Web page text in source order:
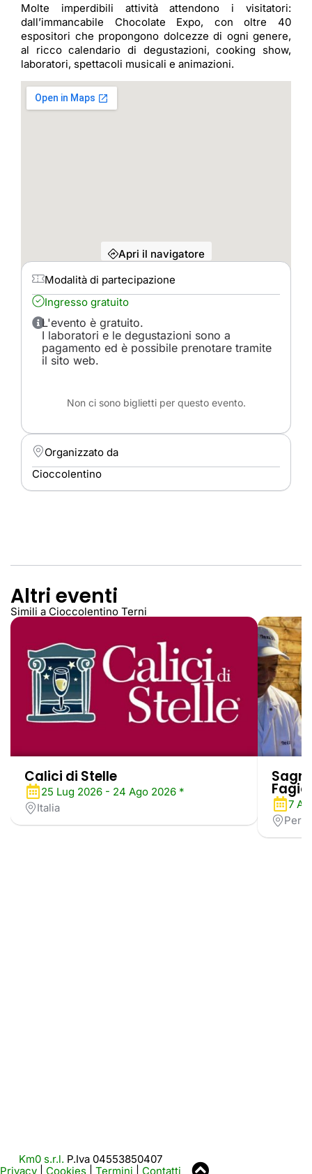
Molte imperdibili attività attendono i visitatori:
dall’immancabile Chocolate Expo, con oltre 40
espositori che propongono dolcezze di ogni genere,
al ricco calendario di degustazioni, cooking show,
laboratori, spettacoli musicali e animazioni.
Apri il navigatore
Modalità di partecipazione
Ingresso gratuito
L'evento è gratuito.
I laboratori e le degustazioni sono a
pagamento ed è possibile prenotare tramite
il sito web.
Non ci sono biglietti per questo evento.
Organizzato da
Cioccolentino
Altri eventi
Simili a Cioccolentino Terni
Calici di Stelle
25 Lug 2026 - 24 Ago 2026 *
Italia
7
Km0 s.r.l. P.Iva 04553850407
Privacy
Cookies Termini Contatti